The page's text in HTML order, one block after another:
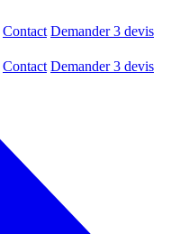
Contact Demander 3 devis
Contact Demander 3 devis